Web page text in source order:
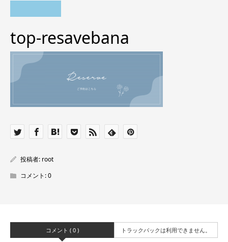
top-resavebana
投稿者: root
コメント:0
コメント ( 0 ) トラックバックは利用できません。